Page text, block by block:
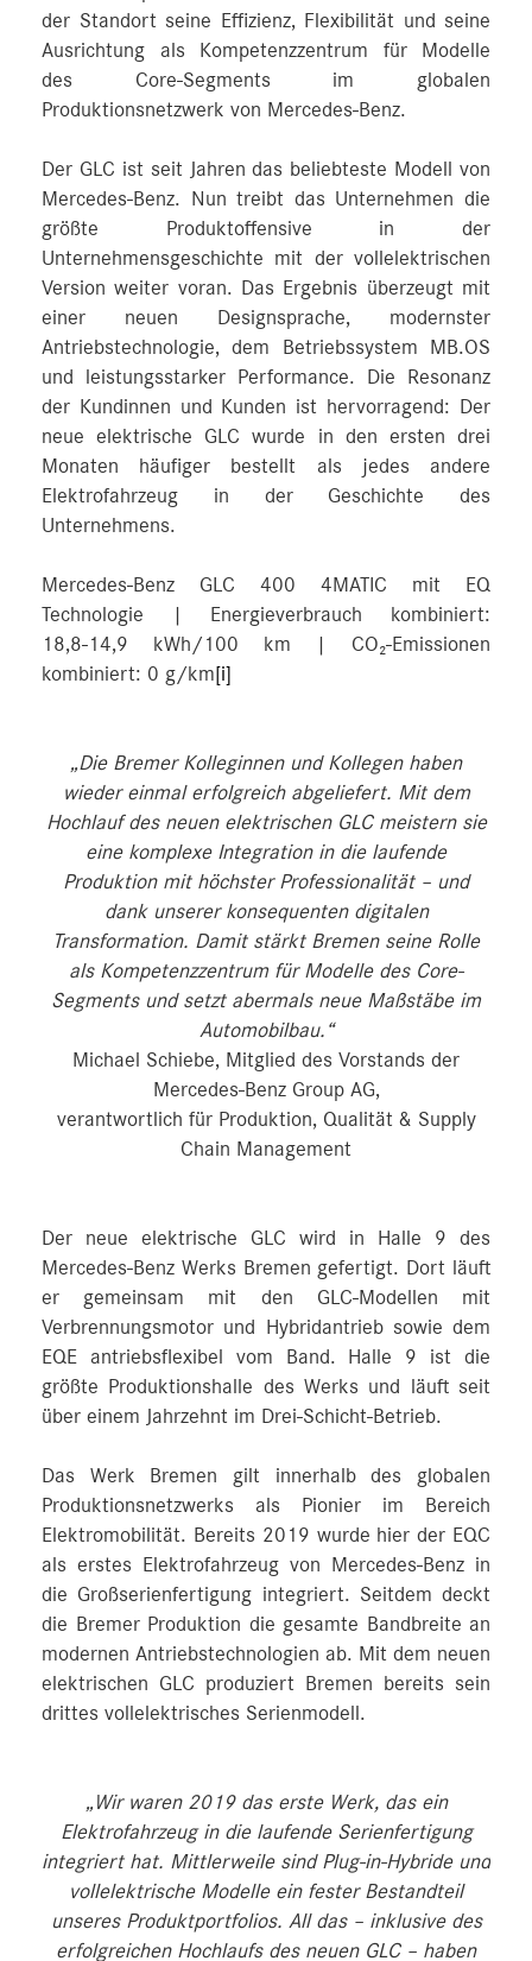
der Standort seine Effizienz, Flexibilität und seine
Ausrichtung als Kompetenzzentrum für Modelle
des Core-Segments im globalen
Produktionsnetzwerk von Mercedes-Benz.
Der GLC ist seit Jahren das beliebteste Modell von
Mercedes-Benz. Nun treibt das Unternehmen die
größte Produktoffensive in der
Unternehmensgeschichte mit der vollelektrischen
Version weiter voran. Das Ergebnis überzeugt mit
einer neuen Designsprache, modernster
Antriebstechnologie, dem Betriebssystem MB.OS
und leistungsstarker Performance. Die Resonanz
der Kundinnen und Kunden ist hervorragend: Der
neue elektrische GLC wurde in den ersten drei
Monaten häufiger bestellt als jedes andere
Elektrofahrzeug in der Geschichte des
Unternehmens.
Mercedes‑Benz GLC 400 4MATIC mit EQ
Technologie | Energieverbrauch kombiniert:
18,8‑14,9 kWh/100 km | CO₂-Emissionen
kombiniert: 0 g/km[i]
„Die Bremer Kolleginnen und Kollegen haben
wieder einmal erfolgreich abgeliefert. Mit dem
Hochlauf des neuen elektrischen GLC meistern sie
eine komplexe Integration in die laufende
Produktion mit höchster Professionalität – und
dank unserer konsequenten digitalen
Transformation. Damit stärkt Bremen seine Rolle
als Kompetenzzentrum für Modelle des Core-
Segments und setzt abermals neue Maßstäbe im
Automobilbau.“
Michael Schiebe, Mitglied des Vorstands der
Mercedes-Benz Group AG,
verantwortlich für Produktion, Qualität & Supply
Chain Management
Der neue elektrische GLC wird in Halle 9 des
Mercedes-Benz Werks Bremen gefertigt. Dort läuft
er gemeinsam mit den GLC-Modellen mit
Verbrennungsmotor und Hybridantrieb sowie dem
EQE antriebsflexibel vom Band. Halle 9 ist die
größte Produktionshalle des Werks und läuft seit
über einem Jahrzehnt im Drei-Schicht-Betrieb.
Das Werk Bremen gilt innerhalb des globalen
Produktionsnetzwerks als Pionier im Bereich
Elektromobilität. Bereits 2019 wurde hier der EQC
als erstes Elektrofahrzeug von Mercedes-Benz in
die Großserienfertigung integriert. Seitdem deckt
die Bremer Produktion die gesamte Bandbreite an
modernen Antriebstechnologien ab. Mit dem neuen
elektrischen GLC produziert Bremen bereits sein
drittes vollelektrisches Serienmodell.
„Wir waren 2019 das erste Werk, das ein
Elektrofahrzeug in die laufende Serienfertigung
integriert hat. Mittlerweile sind Plug-in-Hybride und
vollelektrische Modelle ein fester Bestandteil
unseres Produktportfolios. All das – inklusive des
erfolgreichen Hochlaufs des neuen GLC – haben